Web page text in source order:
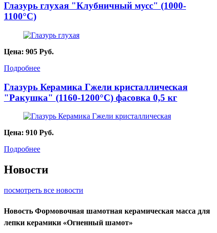
Глазурь глухая "Клубничный мусс" (1000-
1100°С)
Цена: 905 Руб.
Подробнее
Глазурь Керамика Гжели кристаллическая
"Ракушка" (1160-1200°С) фасовка 0,5 кг
Цена: 910 Руб.
Подробнее
Новости
посмотреть все новости
Новость Формовочная шамотная керамическая масса для
лепки керамики «Огненный шамот»